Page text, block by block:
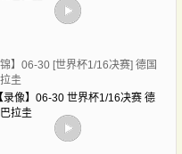
锦】06-30 [世界杯1/16决赛] 德国
圭